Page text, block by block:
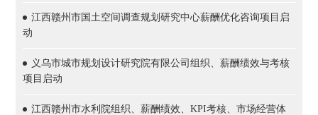
江西赣州市国土空间调查规划研究中心薪酬优化咨询项目启
动
义乌市城市规划设计研究院有限公司组织、薪酬绩效与考核
项目启动
江西赣州市水利院组织、薪酬绩效、KPI考核、市场经营体